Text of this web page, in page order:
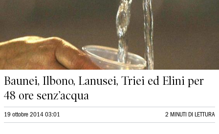
Baunei, Ilbono, Lanusei, Triei ed Elini per
48 ore senz’acqua
19 ottobre 2014 03:01 2 MINUTI DI LETTURA